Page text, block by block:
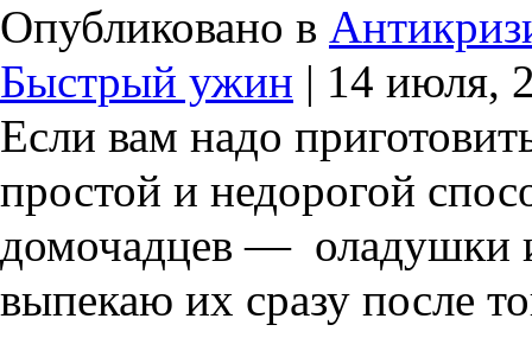
Опубликовано в
Быстрый ужин | 14 июля,
Если вам надо
простой и недорогой
домочадцев — оладушки
выпекаю их сразу после